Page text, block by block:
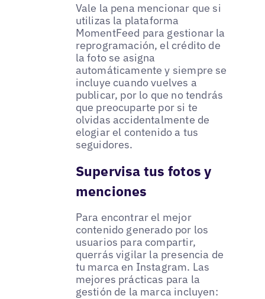
Vale la pena mencionar que si
utilizas la plataforma
MomentFeed para gestionar la
reprogramación, el crédito de
la foto se asigna
automáticamente y siempre se
incluye cuando vuelves a
publicar, por lo que no tendrás
que preocuparte por si te
olvidas accidentalmente de
elogiar el contenido a tus
seguidores.
Supervisa tus fotos y
menciones
Para encontrar el mejor
contenido generado por los
usuarios para compartir,
querrás vigilar la presencia de
tu marca en Instagram. Las
mejores prácticas para la
gestión de la marca incluyen: